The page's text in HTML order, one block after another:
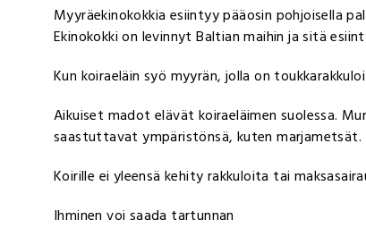
Myyräekinokokkia esiintyy pääosin pohjoisella
Ekinokokki on levinnyt Baltian maihin ja sitä
Kun koiraeläin syö myyrän, jolla on
Aikuiset madot elävät koiraeläimen suolessa.
saastuttavat ympäristönsä, kuten marjametsät.
Koirille ei yleensä kehity rakkuloita tai
Ihminen voi saada tartunnan